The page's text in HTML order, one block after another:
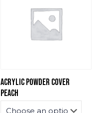
Acrylic powder cover
peach